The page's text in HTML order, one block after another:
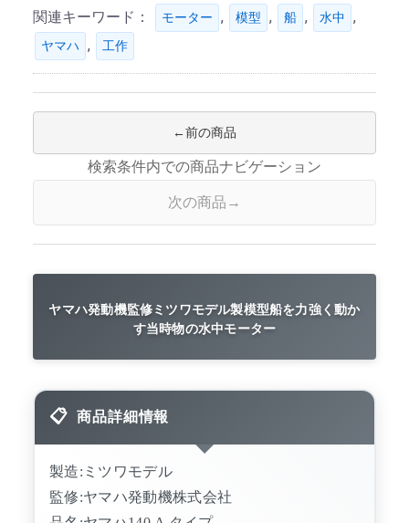
関連キーワード： モーター , 模型 , 船 , 水中 ,
ヤマハ , 工作
前の商品
検索条件内での商品ナビゲーション
次の商品
ヤマハ発動機監修ミツワモデル製模型船を力強く動か
す当時物の水中モーター
商品詳細情報
製造:ミツワモデル
監修:ヤマハ発動機株式会社